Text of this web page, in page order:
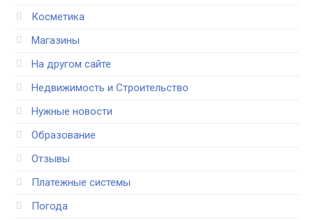
Косметика
Магазины
На другом сайте
Недвижимость и Строительство
Нужные новости
Образование
Отзывы
Платежные системы
Погода